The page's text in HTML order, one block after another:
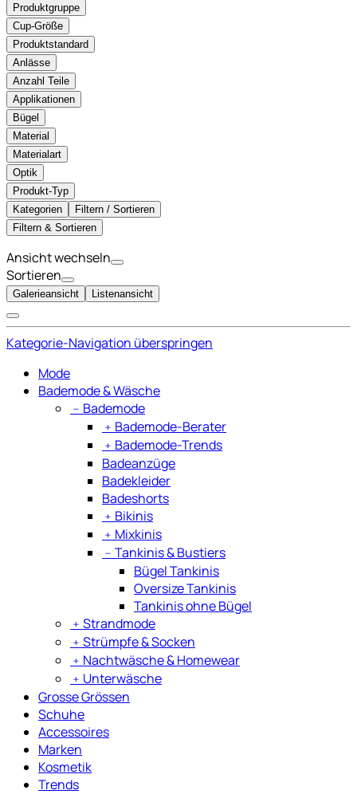
Produktgruppe
Cup-Größe
Produktstandard
Anlässe
Anzahl Teile
Applikationen
Bügel
Material
Materialart
Optik
Produkt-Typ
Kategorien
Filtern / Sortieren
Filtern & Sortieren
Ansicht wechseln
Sortieren
Galerieansicht Listenansicht
Kategorie-Navigation überspringen
Mode
Bademode & Wäsche
﹣ Bademode
﹢ Bademode-Berater
﹢ Bademode-Trends
Badeanzüge
Badekleider
Badeshorts
﹢ Bikinis
﹢ Mixkinis
﹣ Tankinis & Bustiers
Bügel Tankinis
Oversize Tankinis
Tankinis ohne Bügel
﹢ Strandmode
﹢ Strümpfe & Socken
﹢ Nachtwäsche & Homewear
﹢ Unterwäsche
Grosse Grössen
Schuhe
Accessoires
Marken
Kosmetik
Trends